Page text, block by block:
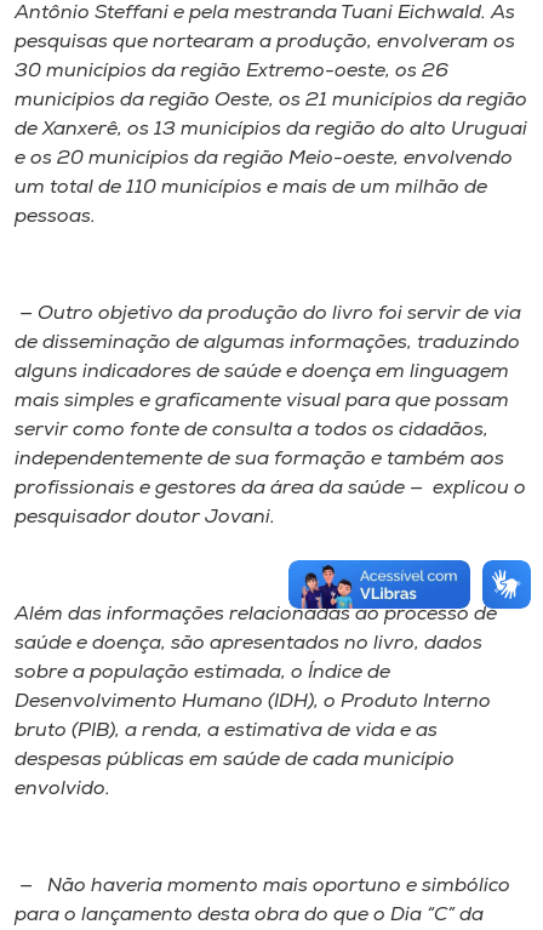
Antônio Steffani e pela mestranda Tuani Eichwald. As
pesquisas que nortearam a produção, envolveram os
30 municípios da região Extremo-oeste, os 26
municípios da região Oeste, os 21 municípios da região
de Xanxerê, os 13 municípios da região do alto Uruguai
e os 20 municípios da região Meio-oeste, envolvendo
um total de 110 municípios e mais de um milhão de
pessoas.
— Outro objetivo da produção do livro foi servir de via
de disseminação de algumas informações, traduzindo
alguns indicadores de saúde e doença em linguagem
mais simples e graficamente visual para que possam
servir como fonte de consulta a todos os cidadãos,
independentemente de sua formação e também aos
profissionais e gestores da área da saúde — explicou o
pesquisador doutor Jovani.
Além das informações relacionadas ao processo de
saúde e doença, são apresentados no livro, dados
sobre a população estimada, o Índice de
Desenvolvimento Humano (IDH), o Produto Interno
bruto (PIB), a renda, a estimativa de vida e as
despesas públicas em saúde de cada município
envolvido.
— Não haveria momento mais oportuno e simbólico
para o lançamento desta obra do que o Dia “C” da